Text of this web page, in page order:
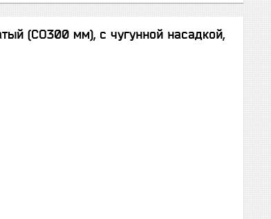
(СО300 мм), с чугунной насадкой,